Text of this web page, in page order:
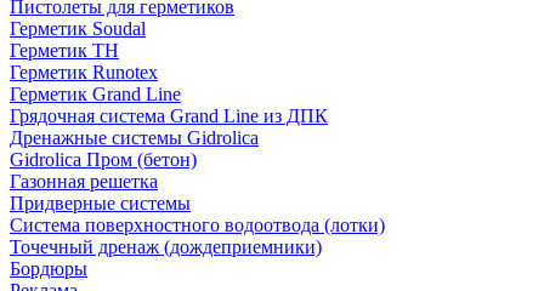
Пистолеты для герметиков
Герметик Soudal
Герметик ТН
Герметик Runotex
Герметик Grand Line
Грядочная система Grand Line из ДПК
Дренажные системы Gidrolica
Gidrolica Пром (бетон)
Газонная решетка
Придверные системы
Система поверхностного водоотвода (лотки)
Точечный дренаж (дождеприемники)
Бордюры